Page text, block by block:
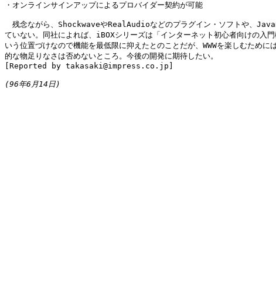
・オンラインサインアップによるプロバイダー契約が可能
残念ながら、ShockwaveやRealAudioなどのプラグイン・ソフトや、Java
ていない。同社によれば、iBOXシリーズは「インターネット初心者向けの入門
いう位置づけなので機能を最低限に抑えたとのことだが、WWWを楽しむために
的な物足りなさは否めないところ。今後の開発に期待したい。
[Reported by takasaki@impress.co.jp]
(96年6月14日)